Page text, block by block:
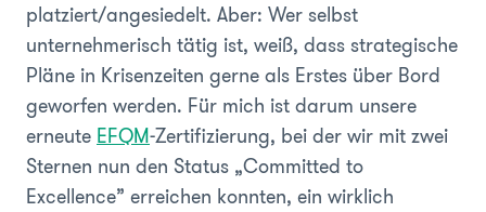
platziert/angesiedelt. Aber: Wer selbst
unternehmerisch tätig ist, weiß, dass strategische
Pläne in Krisenzeiten gerne als Erstes über Bord
geworfen werden. Für mich ist darum unsere
erneute EFQM-Zertifizierung, bei der wir mit zwei
Sternen nun den Status „Committed to
Excellence” erreichen konnten, ein wirklich